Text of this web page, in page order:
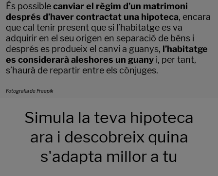
És possiblecanviar el règim d’un matrimoni
després d’haver contractat una hipoteca, encara
que cal tenir present que si l’habitatge es va
adquirir en el seu origen en separació de béns i
després es produeix el canvi a guanys, l’habitatge
es considerarà aleshores un guany i, per tant,
s’haurà de repartir entre els cònjuges.
Fotografia de Freepik
Simula la teva hipoteca
ara i descobreix quina
s'adapta millor a tu